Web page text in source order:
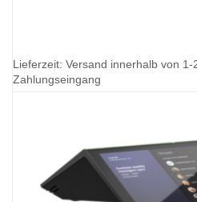
Lieferzeit: Versand innerhalb von 1-
Zahlungseingang